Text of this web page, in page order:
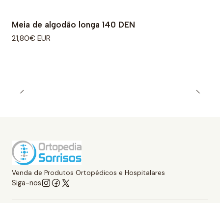
Meia de algodão longa 140 DEN
21,80€ EUR
Venda de Produtos Ortopédicos e Hospitalares
Siga-nos